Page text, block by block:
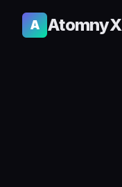
A AtomnyX